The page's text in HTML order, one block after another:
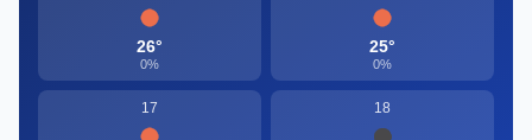
26°
0%
25°
0%
17 18